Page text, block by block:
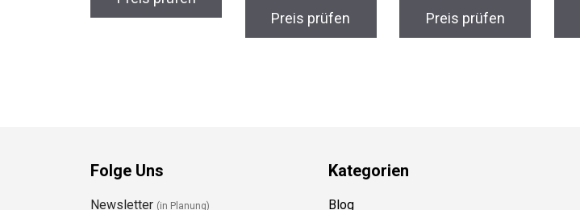
Preis prüfen Preis prüfen
Folge Uns
Newsletter(in Planung)
Kategorien
Blog